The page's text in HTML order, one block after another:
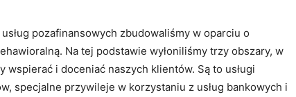
pozafinansowych zbudowaliśmy w oparciu o
Na tej podstawie wyłoniliśmy trzy obszary, w
wspierać i doceniać naszych klientów. Są to usługi
specjalne przywileje w korzystaniu z usług bankowych i